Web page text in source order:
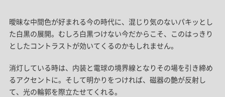
曖昧な中間色が好まれる今の時代に、混じり気のないパキッとし
た白黒の展開。むしろ白黒つけない今だからこそ、このはっきり
としたコントラストが効いてくるのかもしれません。
消灯している時は、内装と電球の境界線となりその場を引き締め
るアクセントに。そして明かりをつければ、磁器の艶が反射し
て、光の輪郭を際立たせてくれる。